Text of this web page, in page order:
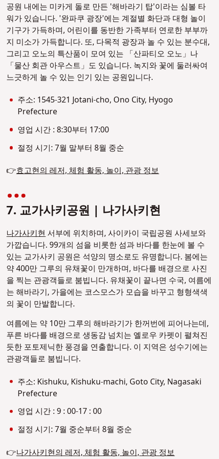
공원 내에는 미카게 돌로 만든 '해바라기 탑'이라는 심볼 타
워가 있습니다. '완파쿠 광장'에는 계절별 화단과 대형 놀이
기구가 가득하며, 어린이를 동반한 가족부터 연로한 부부까
지 미소가 가득합니다. 또, 다목적 광장과 놀 수 있는 분수대,
그리고 오노의 특산품이 모여 있는 「산파티오 오노」나
「물산 회관 아우스트」도 있습니다. 녹지와 꽃에 둘러싸여
느긋하게 놀 수 있는 인기 있는 공원입니다.
주소: 1545-321 Jotani-cho, Ono City, Hyogo
Prefecture
영업 시간 : 8:30부터 17:00
절정 시기: 7월 말부터 8월 중순
👉효고현의 레저, 체험 활동, 놀이, 관광 정보
7. 교가사키공원 | 나가사키현
나가사키현서부에 위치하며, 사이카이 국립공원 사세보와
가깝습니다.99개의 섬을 비롯한 섬과 바다를 한눈에 볼 수
있는 교가사키 공원은 석양의 명소로도 유명합니다. 봄에는
약 400만 그루의 유채꽃이 만개하며, 바다를 배경으로 사진
을 찍는 관광객들로 붐빕니다. 유채꽃이 끝나면 수국, 여름에
는 해바라기, 가을에는 코스모스가 모습을 바꾸고 형형색색
의 꽃이 만발합니다.
여름에는 약 10만 그루의 해바라기가 한꺼번에 피어나는데,
푸른 바다를 배경으로 생동감 넘치는 옐로우 카펫이 펼쳐진
듯한 포토제닉한 풍경을 연출합니다. 이 지역은 성수기에는
관광객들로 붐빕니다.
주소: Kishuku, Kishuku-machi, Goto City, Nagasaki
Prefecture
영업 시간 : 9 : 00-17 : 00
절정 시기: 7월 중순부터 8월 중순
👉나가사키현의 레저, 체험 활동, 놀이, 관광 정보